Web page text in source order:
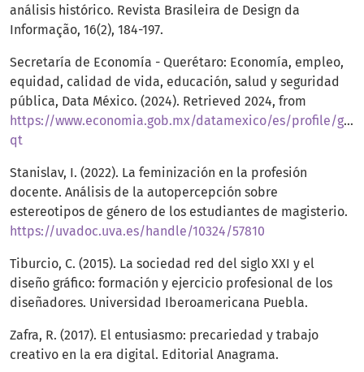
análisis histórico. Revista Brasileira de Design da
Informação, 16(2), 184-197.
Secretaría de Economía - Querétaro: Economía, empleo,
equidad, calidad de vida, educación, salud y seguridad
pública, Data México. (2024). Retrieved 2024, from
https://www.economia.gob.mx/datamexico/es/profile/
qt
Stanislav, I. (2022). La feminización en la profesión
docente. Análisis de la autopercepción sobre
estereotipos de género de los estudiantes de magisterio.
https://uvadoc.uva.es/handle/10324/57810
Tiburcio, C. (2015). La sociedad red del siglo XXI y el
diseño gráfico: formación y ejercicio profesional de los
diseñadores. Universidad Iberoamericana Puebla.
Zafra, R. (2017). El entusiasmo: precariedad y trabajo
creativo en la era digital. Editorial Anagrama.